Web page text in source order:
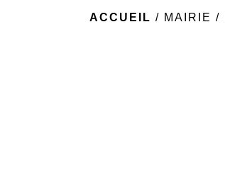
ACCUEIL / MAIRIE /